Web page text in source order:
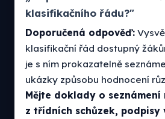
klasifikačního řádu?"
Doporučená odpověď:
klasifikační řád dostupný
je s ním prokazatelně
ukázky způsobu hodnocení
Mějte doklady o
z třídních schůzek, podpisy